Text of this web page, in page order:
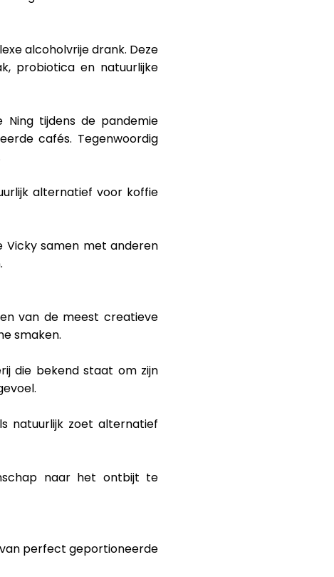
alcoholvrije drank. Deze
probiotica en natuurlijke
tijdens de pandemie
cafés. Tegenwoordig
alternatief voor koffie
samen met anderen
van de meest creatieve
smaken.
die bekend staat om zijn
natuurlijk zoet alternatief
naar het ontbijt te
perfect geportioneerde